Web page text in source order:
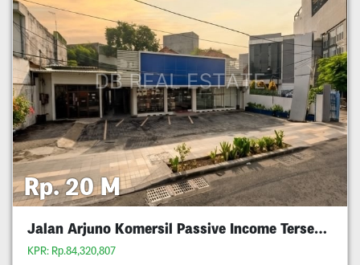
Rp. 20 M
Jalan Arjuno Komersil Passive Income Tersewa
KPR: Rp.84,320,807